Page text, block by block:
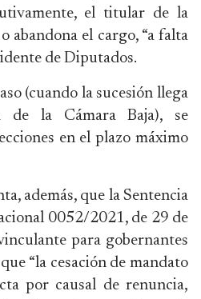
el titular de la
abandona el cargo, “a falta
de Diputados.
(cuando la sucesión llega
de la Cámara Baja), se
en el plazo máximo
además, que la Sentencia
0052/2021, de 29 de
para gobernantes
“la cesación de mandato
por causal de renuncia,